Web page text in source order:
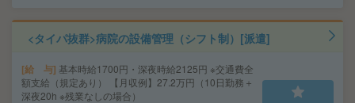
<タイパ抜群>病院の設備管理（シフト制）[派遣]
給 与 基本時給1700円・深夜時給2125円 ※交通費全
額支給（規定あり） 【月収例】27.2万円（10日勤務＋
深夜20h ※残業なしの場合）